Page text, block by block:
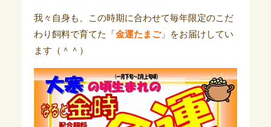
我々自身も、この時期に合わせて毎年限定のこだ
わり飼料で育てた「 金運たまご」をお届けしてい
ます（＾＾）